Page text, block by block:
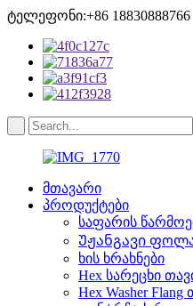
ტელეფონი:+86 18830888766
მთავარი
პროდუქტები
საფარის
Უჟანგავი
ხის ხრახნები
Hex სარეცხი
Hex Washer Flang